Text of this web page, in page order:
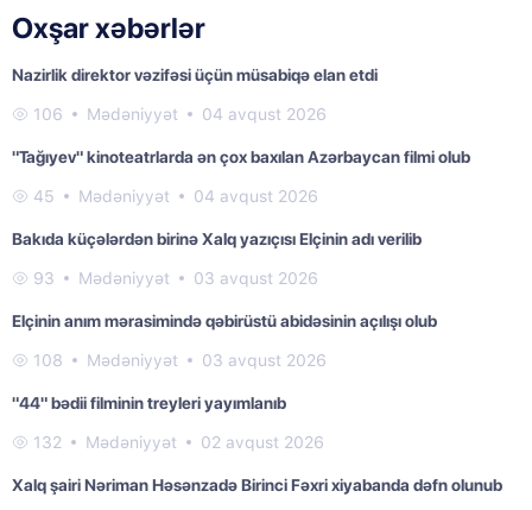
Oxşar xəbərlər
Nazirlik direktor vəzifəsi üçün müsabiqə elan etdi
106 Mədəniyyət 04 avqust 2026
"Tağıyev" kinoteatrlarda ən çox baxılan Azərbaycan filmi olub
45 Mədəniyyət 04 avqust 2026
Bakıda küçələrdən birinə Xalq yazıçısı Elçinin adı verilib
93 Mədəniyyət 03 avqust 2026
Elçinin anım mərasimində qəbirüstü abidəsinin açılışı olub
108 Mədəniyyət 03 avqust 2026
"44" bədii filminin treyleri yayımlanıb
132 Mədəniyyət 02 avqust 2026
Xalq şairi Nəriman Həsənzadə Birinci Fəxri xiyabanda dəfn olunub